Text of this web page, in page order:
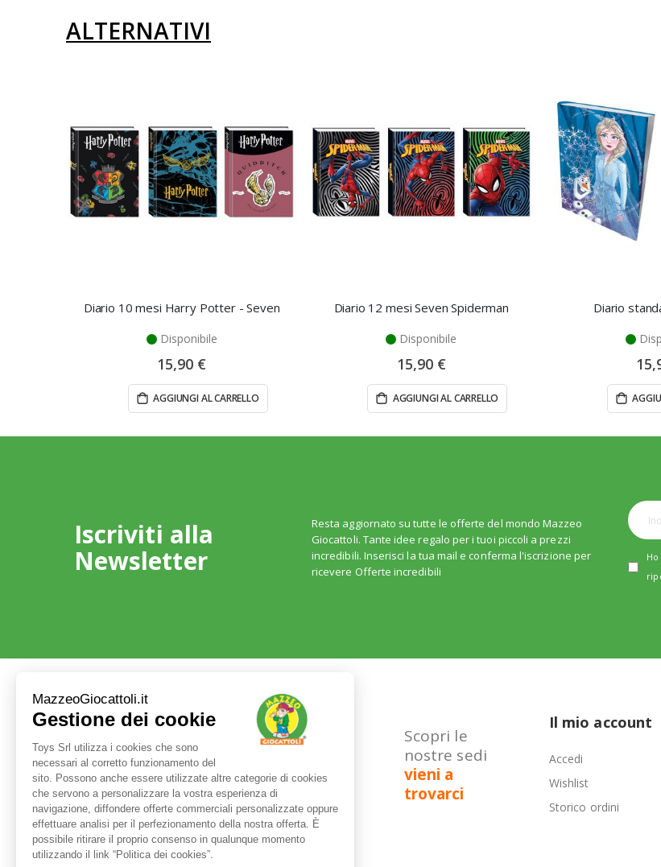
ALTERNATIVI
Diario 10 mesi Harry Potter - Seven
Disponibile
15,90 €
AGGIUNGI AL CARRELLO
Diario 12 mesi Seven Spiderman
Disponibile
15,90 €
AGGIUNGI AL CARRELLO
Diario
Iscriviti alla
Newsletter
Resta aggiornato su tutte le offerte del mondo Mazzeo
Giocattoli. Tante idee regalo per i tuoi piccoli a prezzi
incredibili. Inserisci la tua mail e conferma l'iscrizione per
ricevere Offerte incredibili
Servizio clienti
TEL: +39 3480437875
Scopri le
nostre sedi
vieni a
trovarci
Il mio account
Accedi
Wishlist
Storico ordini